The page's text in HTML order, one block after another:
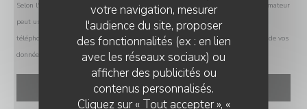
votre navigation, mesurer
l'audience du site, proposer
des fonctionnalités (ex : en lien
avec les réseaux sociaux) ou
afficher des publicités ou
contenus personnalisés.
Cliquez sur « Tout accepter », «
Selon l'article L.223-2 du code de la consommation, il est rappelé que le consommateur
peut user de son droit à s'inscrire sur la liste d'opposition au démarchage
téléphonique Bloctel :bloctel.gouv.fr. Pour plus d'informations sur le traitement de vos
données, consultez notrepolitique de confidentialité